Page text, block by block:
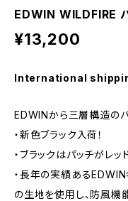
EDWIN WILDFIRE バ
¥13,200
International
EDWINから三層構造の
・新色ブラック入荷！
・ブラックはパッチがレッ
・長年の実績あるEDWIN
の生地を使用し、防風機